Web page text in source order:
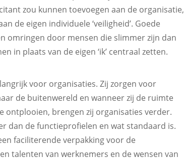
zou kunnen toevoegen aan de organisatie,
de eigen individuele ‘veiligheid’. Goede
omringen door mensen die slimmer zijn dan
in plaats van de eigen ‘ik’ centraal zetten.
voor organisaties. Zij zorgen voor
de buitenwereld en wanneer zij de ruimte
ontplooien, brengen zij organisaties verder.
dan de functieprofielen en wat standaard is.
faciliterende verpakking voor de
talenten van werknemers en de wensen van